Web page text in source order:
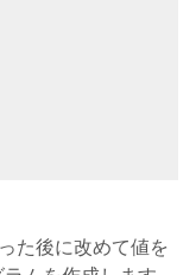
た後に改めて値を